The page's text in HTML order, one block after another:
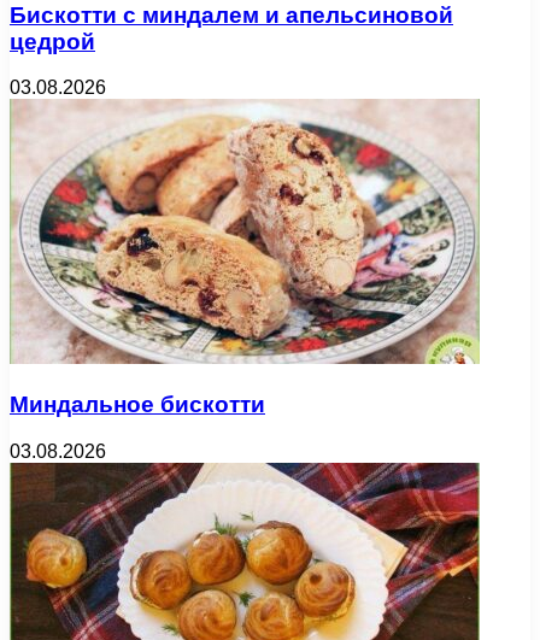
Бискотти с миндалем и апельсиновой
цедрой
03.08.2026
Миндальное бискотти
03.08.2026